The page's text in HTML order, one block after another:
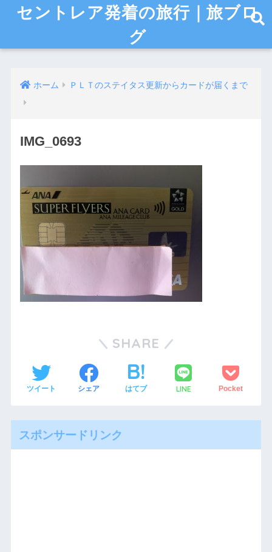
セントレア発着の旅行｜旅ブロ
グ
ホーム ＰＬＴのステイタス更新からカードが届くまで
IMG_0693
SHARE
ツイート シェア はてブ LINE Pocket
スポンサードリンク